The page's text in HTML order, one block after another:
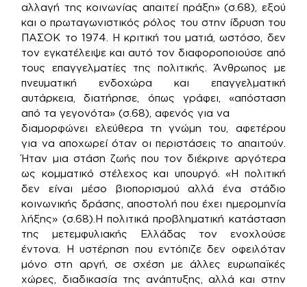
αλλαγή της κοινωνίας απαιτεί πράξη» (σ.68), εξού
και ο πρωταγωνιστικός ρόλος του στην ίδρυση του
ΠΑΣΟΚ το 1974. Η κριτική του ματιά, ωστόσο, δεν
τον εγκατέλειψε και αυτό τον διαφοροποιούσε από
τους επαγγελματίες της πολιτικής. Άνθρωπος με
πνευματική ενδοχώρα και επαγγελματική
αυτάρκεια, διατήρησε, όπως γράφει, «απόσταση
από τα γεγονότα» (σ.68), αφενός για να
διαμορφώνει ελεύθερα τη γνώμη του, αφετέρου
για να αποχωρεί όταν οι περιστάσεις το απαιτούν.
Ήταν μια στάση ζωής που τον διέκρινε αργότερα
ως κομματικό στέλεχος και υπουργό. «Η πολιτική
δεν είναι μέσο βιοπορισμού αλλά ένα στάδιο
κοινωνικής δράσης, αποστολή που έχει ημερομηνία
λήξης» (σ.68).Η πολιτικά προβληματική κατάσταση
της μετεμφυλιακής Ελλάδας τον ενοχλούσε
έντονα. Η υστέρηση που εντόπιζε δεν οφειλόταν
μόνο στη αργή, σε σχέση με άλλες ευρωπαϊκές
χώρες, διαδικασία της ανάπτυξης, αλλά και στην